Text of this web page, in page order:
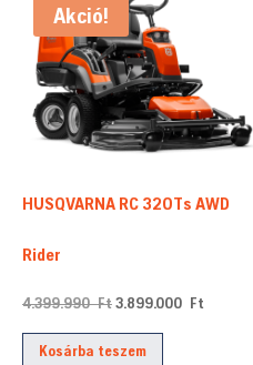
Akció!
HUSQVARNA RC 320Ts AWD
Rider
4.399.990FtOriginal
price
was:
3.899.000 Ft
Kosárba teszem